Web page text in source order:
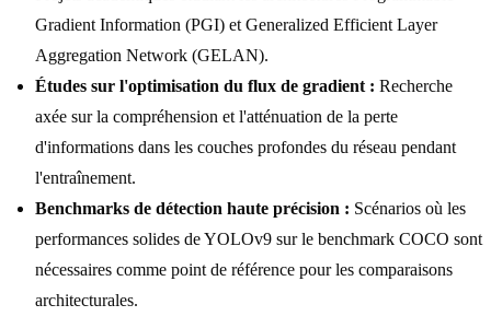
Gradient Information (PGI) et Generalized Efficient Layer
Aggregation Network (GELAN).
Études sur l'optimisation du flux de gradient : Recherche
axée sur la compréhension et l'atténuation de la perte
d'informations dans les couches profondes du réseau pendant
l'entraînement.
Benchmarks de détection haute précision : Scénarios où les
performances solides de YOLOv9 sur le benchmark COCO sont
nécessaires comme point de référence pour les comparaisons
architecturales.